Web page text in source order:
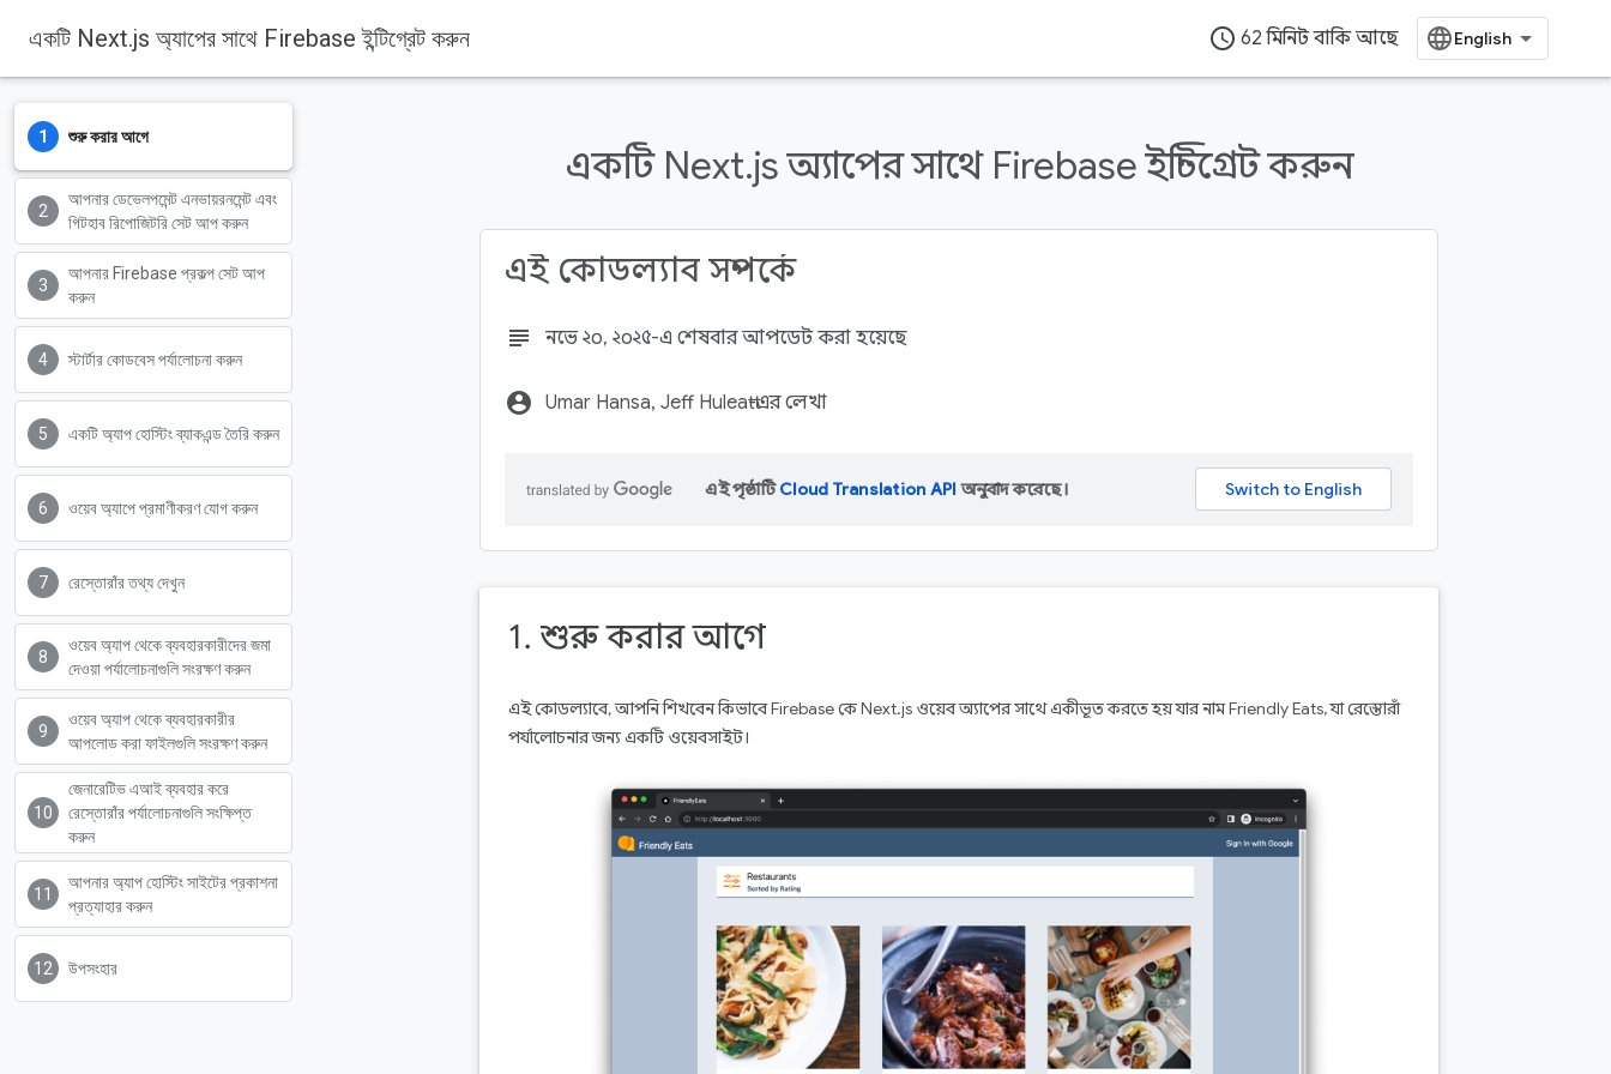
একটি Next.js অ্যাপের সাথে Firebase ইন্টিগ্রেট করুন access_time 62 মিনিট বাকি আছে
শুরু করার আগে
আপনার ডেভেলপমেন্ট এনভায়রনমেন্ট এবং
গিটহাব রিপোজিটরি সেট আপ করুন
আপনার Firebase প্রকল্প সেট আপ
করুন
স্টার্টার কোডবেস পর্যালোচনা করুন
একটি অ্যাপ হোস্টিং ব্যাকএন্ড তৈরি করুন
ওয়েব অ্যাপে প্রমাণীকরণ যোগ করুন
রেস্তোরাঁর তথ্য দেখুন
ওয়েব অ্যাপ থেকে ব্যবহারকারীদের জমা
দেওয়া পর্যালোচনাগুলি সংরক্ষণ করুন
ওয়েব অ্যাপ থেকে ব্যবহারকারীর
আপলোড করা ফাইলগুলি সংরক্ষণ করুন
জেনারেটিভ এআই ব্যবহার করে
রেস্তোরাঁর পর্যালোচনাগুলি সংক্ষিপ্ত
করুন
আপনার অ্যাপ হোস্টিং সাইটের প্রকাশনা
প্রত্যাহার করুন
উপসংহার
একটি Next.js অ্যাপের সাথে Firebase ইন্টিগ্রেট করুন
এই কোডল্যাব সম্পর্কে
subject নভে ২০, ২০২৫-এ শেষবার আপডেট করা হয়েছে
account_circle Umar Hansa, Jeff Huleatt-এর লেখা
এই পৃষ্ঠাটিCloud Translation API অনুবাদ করেছে।
1. শুরু করার আগে
এই কোডল্যাবে, আপনি শিখবেন কিভাবে Firebase কে Next.js ওয়েব অ্যাপের সাথে একীভূত করতে হয় যার নাম Friendly Eats, যা রেস্তোরাঁ
পর্যালোচনার জন্য একটি ওয়েবসাইট।